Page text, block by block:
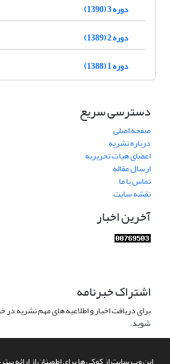
دوره 3 (1390)
دوره 2 (1389)
دوره 1 (1388)
دسترسی سریع
صفحه اصلی
درباره نشریه
اعضای هیات تحریریه
ارسال مقاله
تماس با ما
نقشه سایت
آخرین اخبار
اشتراک خبرنامه
برای دریافت اخبار و اطلاعیه های مهم نشریه
شوید.